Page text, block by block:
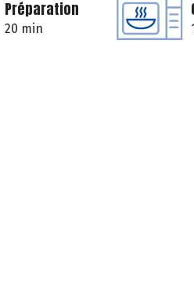
Préparation
20 min